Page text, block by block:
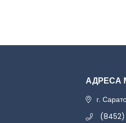
АДРЕСА
г.
(8452)